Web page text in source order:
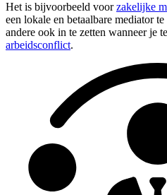
Het is bijvoorbeeld voorzakelijke
een lokale en betaalbare mediator
andere ook in te zetten wanneer je
arbeidsconflict.